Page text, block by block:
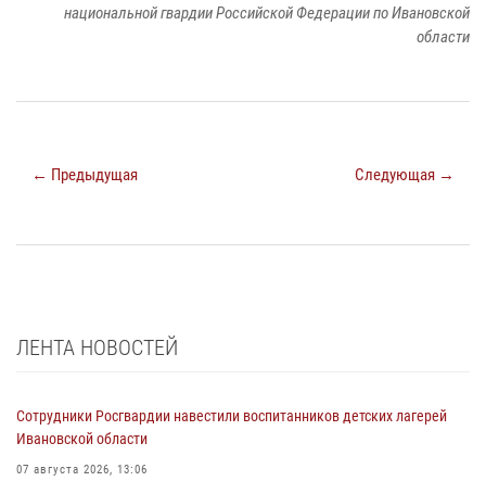
национальной гвардии Российской Федерации по Ивановской
области
← Предыдущая Следующая →
ЛЕНТА НОВОСТЕЙ
Сотрудники Росгвардии навестили воспитанников детских лагерей
Ивановской области
07 августа 2026, 13:06